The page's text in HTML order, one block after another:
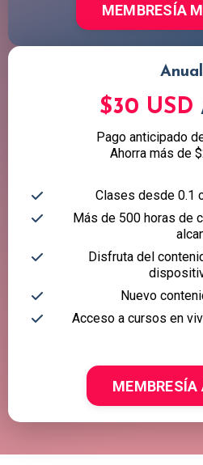
MEMBRESÍA
Anual
$30 USD
Pago anticipado
Ahorra más de
Clases desde 0.1
Más de 500 horas de
Disfruta del
Nuevo
Acceso a cursos en
MEMBRESÍA